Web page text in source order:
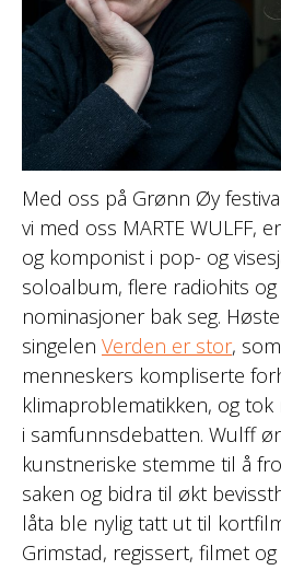
Med oss på Grønn Øy
vi med oss MARTE WULFF,
og komponist i pop- og
soloalbum, flere radiohits
nominasjoner bak seg.
singelen Verden er stor,
menneskers kompliserte
klimaproblematikken, og
i samfunnsdebatten. Wulff
kunstneriske stemme til å
saken og bidra til økt
låta ble nylig tatt ut til
Grimstad, regissert, filmet